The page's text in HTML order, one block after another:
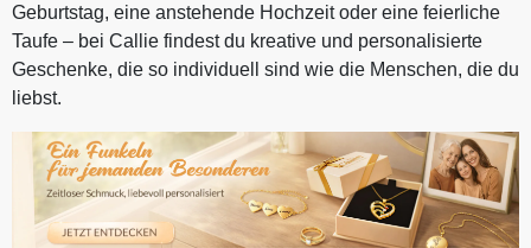
Geburtstag, eine anstehende Hochzeit oder eine feierliche
Taufe – bei Callie findest du kreative und personalisierte
Geschenke, die so individuell sind wie die Menschen, die du
liebst.